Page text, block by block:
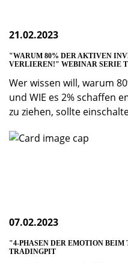
21.02.2023
"WARUM 80% DER AKTIVEN
VERLIEREN!" WEBINAR SERIE
Wer wissen will, warum
und WIE es 2% schaffen
zu ziehen, sollte
07.02.2023
"4-PHASEN DER EMOTION
TRADINGPIT